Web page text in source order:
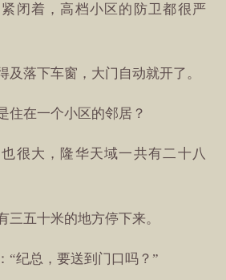
闭着，高档小区的防卫都很严
及落下车窗，大门自动就开了。
住在一个小区的邻居？
很大，隆华天域一共有二十八
三五十米的地方停下来。
“纪总，要送到门口吗？”